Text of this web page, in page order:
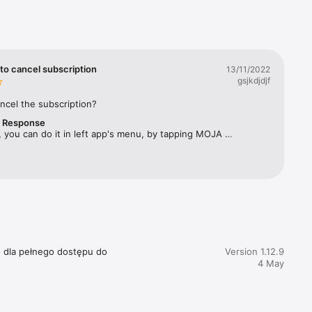
cancel subscription
13/11/2022
gsjkdjdjf
the subscription?
you can do it in left app's menu, by tapping MOJA
pełnego dostępu do
Version 1.12.9
4 May